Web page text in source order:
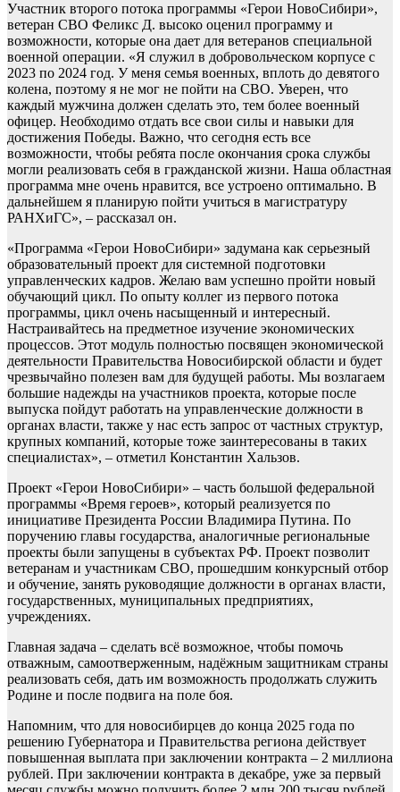
Участник второго потока программы «Герои НовоСибири»,
ветеран СВО Феликс Д. высоко оценил программу и
возможности, которые она дает для ветеранов специальной
военной операции. «Я служил в добровольческом корпусе с
2023 по 2024 год. У меня семья военных, вплоть до девятого
колена, поэтому я не мог не пойти на СВО. Уверен, что
каждый мужчина должен сделать это, тем более военный
офицер. Необходимо отдать все свои силы и навыки для
достижения Победы. Важно, что сегодня есть все
возможности, чтобы ребята после окончания срока службы
могли реализовать себя в гражданской жизни. Наша областная
программа мне очень нравится, все устроено оптимально. В
дальнейшем я планирую пойти учиться в магистратуру
РАНХиГС», – рассказал он.
«Программа «Герои НовоСибири» задумана как серьезный
образовательный проект для системной подготовки
управленческих кадров. Желаю вам успешно пройти новый
обучающий цикл. По опыту коллег из первого потока
программы, цикл очень насыщенный и интересный.
Настраивайтесь на предметное изучение экономических
процессов. Этот модуль полностью посвящен экономической
деятельности Правительства Новосибирской области и будет
чрезвычайно полезен вам для будущей работы. Мы возлагаем
большие надежды на участников проекта, которые после
выпуска пойдут работать на управленческие должности в
органах власти, также у нас есть запрос от частных структур,
крупных компаний, которые тоже заинтересованы в таких
специалистах», – отметил Константин Хальзов.
Проект «Герои НовоСибири» – часть большой федеральной
программы «Время героев», который реализуется по
инициативе Президента России Владимира Путина. По
поручению главы государства, аналогичные региональные
проекты были запущены в субъектах РФ. Проект позволит
ветеранам и участникам СВО, прошедшим конкурсный отбор
и обучение, занять руководящие должности в органах власти,
государственных, муниципальных предприятиях,
учреждениях.
Главная задача – сделать всё возможное, чтобы помочь
отважным, самоотверженным, надёжным защитникам страны
реализовать себя, дать им возможность продолжать служить
Родине и после подвига на поле боя.
Напомним, что для новосибирцев до конца 2025 года по
решению Губернатора и Правительства региона действует
повышенная выплата при заключении контракта – 2 миллиона
рублей. При заключении контракта в декабре, уже за первый